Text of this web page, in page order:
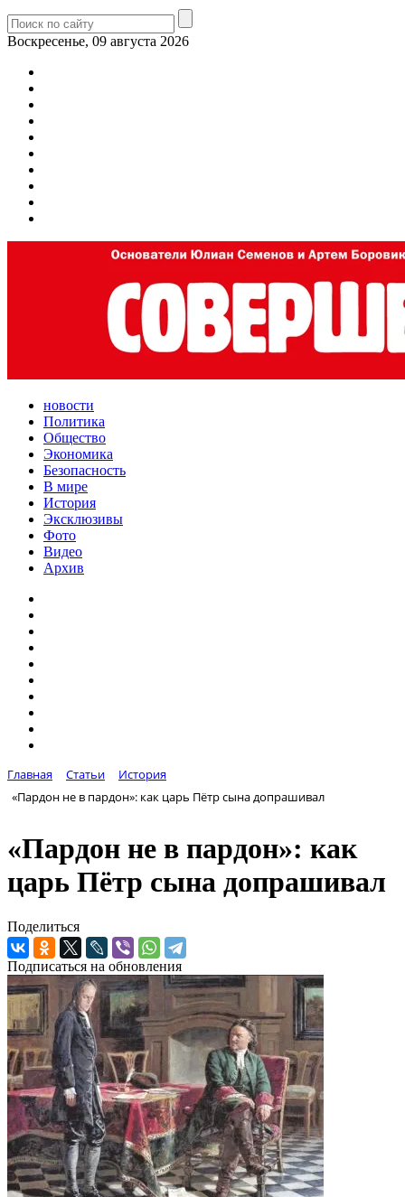
Воскресенье, 09 августа 2026
новости
Политика
Общество
Экономика
Безопасность
В мире
История
Эксклюзивы
Фото
Видео
Архив
Главная Статьи
История
«Пардон не в пардон»: как царь Пётр сына допрашивал
«Пардон не в пардон»: как
царь Пётр сына допрашивал
Поделиться
Подписаться на обновления